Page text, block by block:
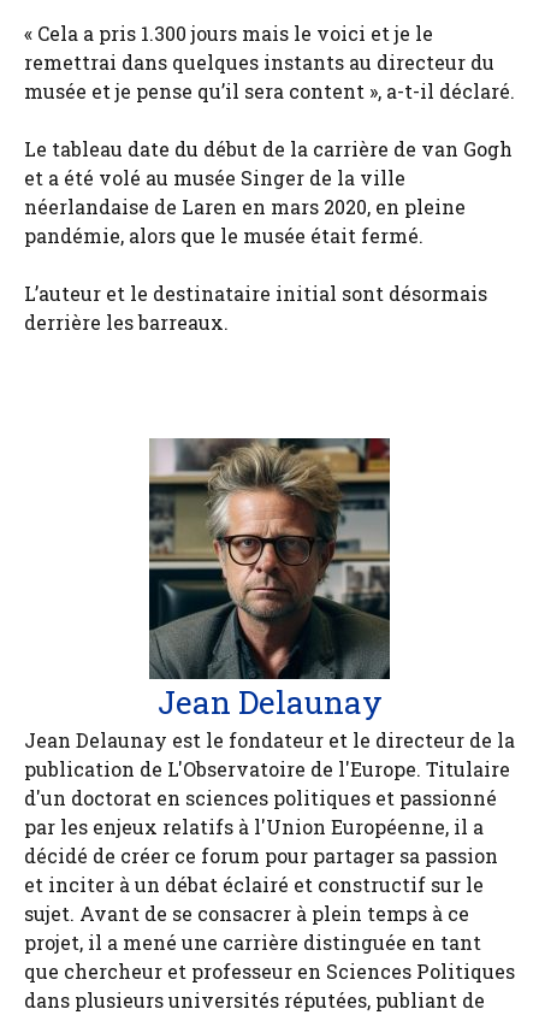
« Cela a pris 1.300 jours mais le voici et je le
remettrai dans quelques instants au directeur du
musée et je pense qu’il sera content », a-t-il déclaré.
Le tableau date du début de la carrière de van Gogh
et a été volé au musée Singer de la ville
néerlandaise de Laren en mars 2020, en pleine
pandémie, alors que le musée était fermé.
L’auteur et le destinataire initial sont désormais
derrière les barreaux.
Jean Delaunay
Jean Delaunay est le fondateur et le directeur de la
publication de L'Observatoire de l'Europe. Titulaire
d'un doctorat en sciences politiques et passionné
par les enjeux relatifs à l'Union Européenne, il a
décidé de créer ce forum pour partager sa passion
et inciter à un débat éclairé et constructif sur le
sujet. Avant de se consacrer à plein temps à ce
projet, il a mené une carrière distinguée en tant
que chercheur et professeur en Sciences Politiques
dans plusieurs universités réputées, publiant de